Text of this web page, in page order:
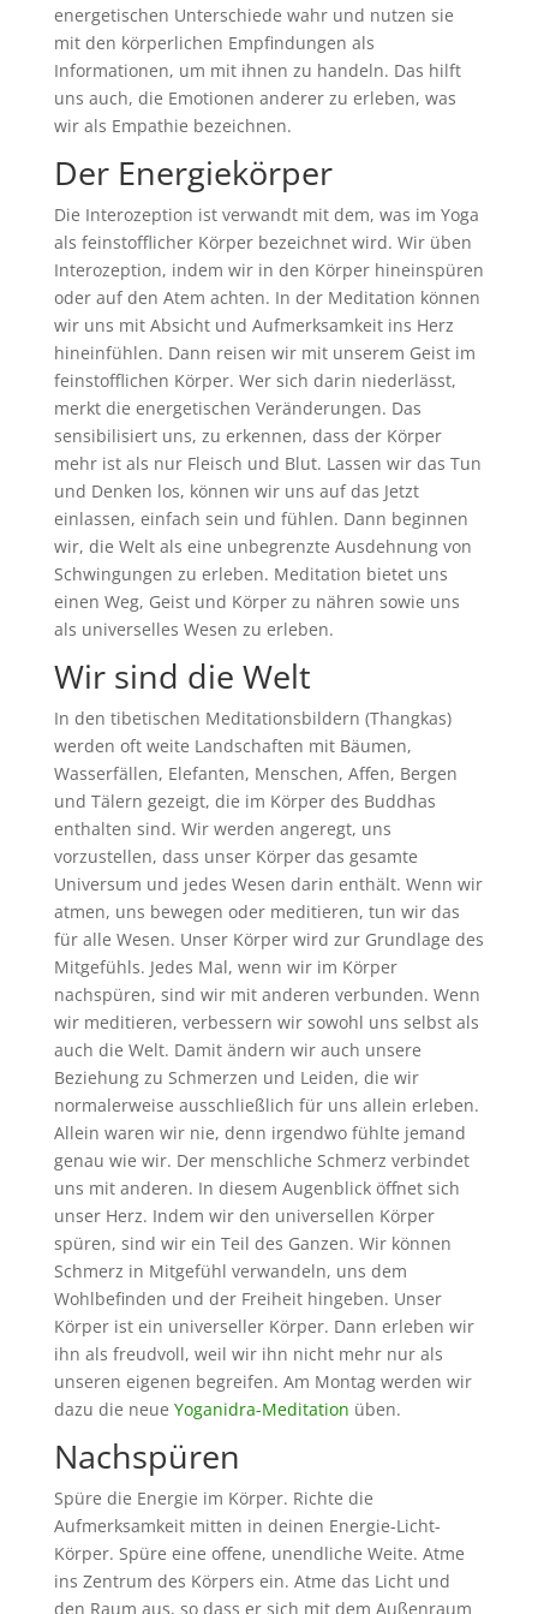
energetischen Unterschiede wahr und nutzen sie
mit den körperlichen Empfindungen als
Informationen, um mit ihnen zu handeln. Das hilft
uns auch, die Emotionen anderer zu erleben, was
wir als Empathie bezeichnen.
Der Energiekörper
Die Interozeption ist verwandt mit dem, was im Yoga
als feinstofflicher Körper bezeichnet wird. Wir üben
Interozeption, indem wir in den Körper hineinspüren
oder auf den Atem achten. In der Meditation können
wir uns mit Absicht und Aufmerksamkeit ins Herz
hineinfühlen. Dann reisen wir mit unserem Geist im
feinstofflichen Körper. Wer sich darin niederlässt,
merkt die energetischen Veränderungen. Das
sensibilisiert uns, zu erkennen, dass der Körper
mehr ist als nur Fleisch und Blut. Lassen wir das Tun
und Denken los, können wir uns auf das Jetzt
einlassen, einfach sein und fühlen. Dann beginnen
wir, die Welt als eine unbegrenzte Ausdehnung von
Schwingungen zu erleben. Meditation bietet uns
einen Weg, Geist und Körper zu nähren sowie uns
als universelles Wesen zu erleben.
Wir sind die Welt
In den tibetischen Meditationsbildern (Thangkas)
werden oft weite Landschaften mit Bäumen,
Wasserfällen, Elefanten, Menschen, Affen, Bergen
und Tälern gezeigt, die im Körper des Buddhas
enthalten sind. Wir werden angeregt, uns
vorzustellen, dass unser Körper das gesamte
Universum und jedes Wesen darin enthält. Wenn wir
atmen, uns bewegen oder meditieren, tun wir das
für alle Wesen. Unser Körper wird zur Grundlage des
Mitgefühls. Jedes Mal, wenn wir im Körper
nachspüren, sind wir mit anderen verbunden. Wenn
wir meditieren, verbessern wir sowohl uns selbst als
auch die Welt. Damit ändern wir auch unsere
Beziehung zu Schmerzen und Leiden, die wir
normalerweise ausschließlich für uns allein erleben.
Allein waren wir nie, denn irgendwo fühlte jemand
genau wie wir. Der menschliche Schmerz verbindet
uns mit anderen. In diesem Augenblick öffnet sich
unser Herz. Indem wir den universellen Körper
spüren, sind wir ein Teil des Ganzen. Wir können
Schmerz in Mitgefühl verwandeln, uns dem
Wohlbefinden und der Freiheit hingeben. Unser
Körper ist ein universeller Körper. Dann erleben wir
ihn als freudvoll, weil wir ihn nicht mehr nur als
unseren eigenen begreifen. Am Montag werden wir
dazu die neue Yoganidra-Meditation üben.
Nachspüren
Spüre die Energie im Körper. Richte die
Aufmerksamkeit mitten in deinen Energie-Licht-
Körper. Spüre eine offene, unendliche Weite. Atme
ins Zentrum des Körpers ein. Atme das Licht und
den Raum aus, so dass er sich mit dem Außenraum